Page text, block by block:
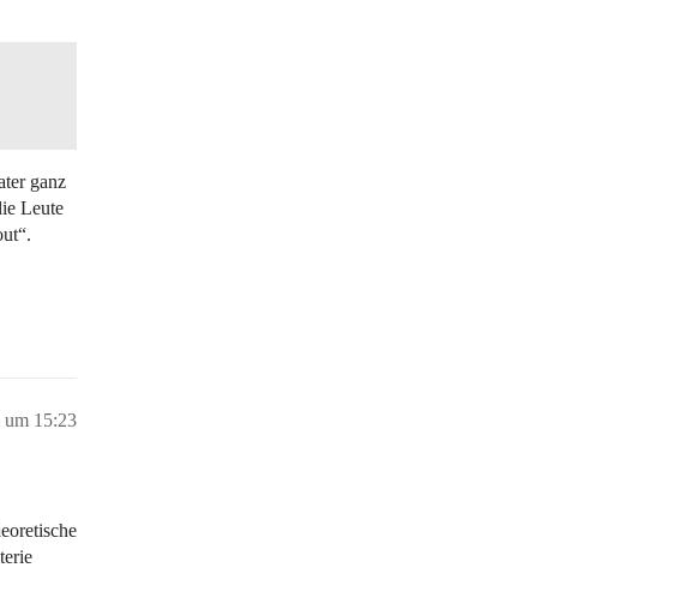
ganz
Leute
um 15:23